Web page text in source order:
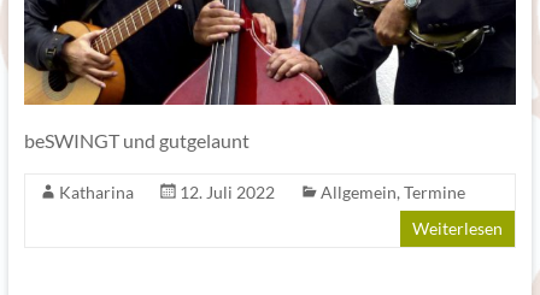
beSWINGT und gutgelaunt
Katharina 12. Juli 2022 Allgemein, Termine
Weiterlesen